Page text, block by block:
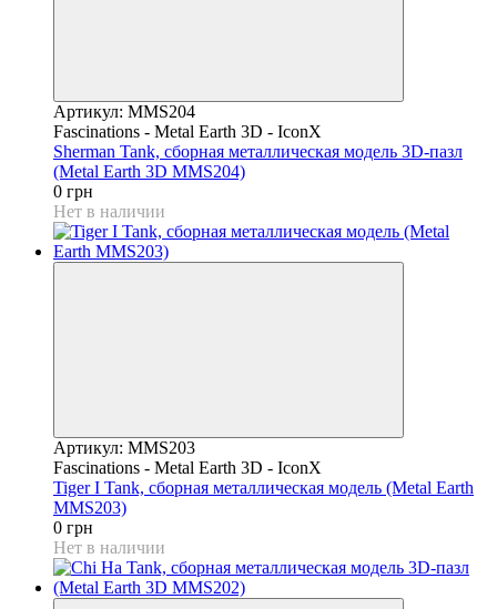
Артикул: MMS204
Fascinations - Metal Earth 3D - IconX
Sherman Tank, сборная металлическая модель 3D-пазл
(Metal Earth 3D MMS204)
0 грн
Нет в наличии
Артикул: MMS203
Fascinations - Metal Earth 3D - IconX
Tiger I Tank, сборная металлическая модель (Metal Earth
MMS203)
0 грн
Нет в наличии